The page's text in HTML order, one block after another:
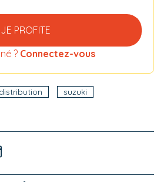
JE PROFITE
? Connectez-vous
suzuki